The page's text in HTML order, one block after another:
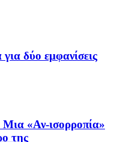
δύο εμφανίσεις
«Αν-ισορροπία»
της